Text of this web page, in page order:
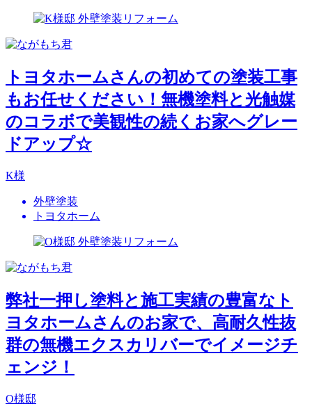
トヨタホームさんの初めての塗装工事
もお任せください！無機塗料と光触媒
のコラボで美観性の続くお家へグレー
ドアップ☆
K様
外壁塗装
トヨタホーム
弊社一押し塗料と施工実績の豊富なト
ヨタホームさんのお家で、高耐久性抜
群の無機エクスカリバーでイメージチ
ェンジ！
O様邸